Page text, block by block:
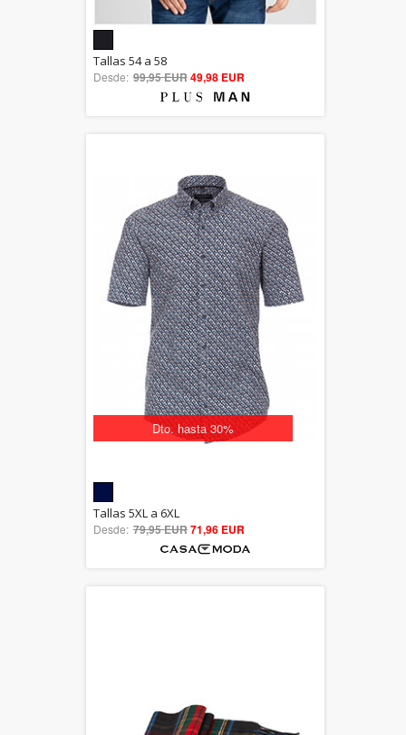
out of 5
Tallas 54 a 58
Desde: 99,95 EUR49,98 EUR
Dto. hasta 30%
5.00
out of 5
Tallas 5XL a 6XL
Desde: 79,95 EUR71,96 EUR